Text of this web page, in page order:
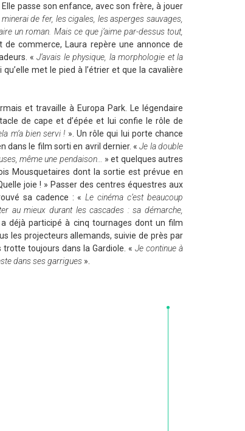
passe son enfance, avec son frère, à jouer
de fer, les cigales, les asperges sauvages,
un roman. Mais ce que j’aime par-dessus tout,
commerce, Laura repère une annonce de
«J’avais le physique, la morphologie et la
qu’elle met le pied à l’étrier et que la cavalière
et travaille à Europa Park. Le légendaire
de cape et d’épée et lui confie le rôle de
m’a bien servi ! ». Un rôle qui lui porte chance
dans le film sorti en avril dernier. «Je la double
même une pendaison…
» et quelques autres
Mousquetaires dont la sortie est prévue en
joie ! » Passer des centres équestres aux
sa cadence : «Le cinéma c’est beaucoup
au mieux durant les cascades : sa démarche,
a déjà participé à cinq tournages dont un film
les projecteurs allemands, suivie de près par
trotte toujours dans la Gardiole. «Je continue à
dans ses garrigues ».